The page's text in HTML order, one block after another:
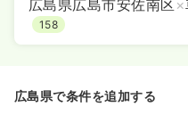
広島県広島市安佐南区 ×
158
広島県で条件を追加する